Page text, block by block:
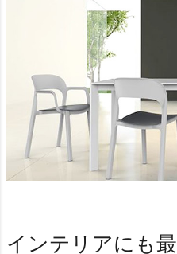
インテリアにも